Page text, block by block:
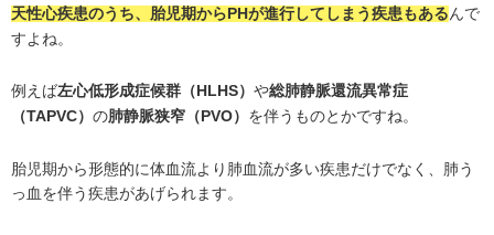
天性心疾患のうち、胎児期からPHが進行してしまう疾患もあるんで
すよね。
例えば左心低形成症候群（HLHS） や総肺静脈還流異常症
（TAPVC） の肺静脈狭窄（PVO） を伴うものとかですね。
胎児期から形態的に体血流より肺血流が多い疾患だけでなく、肺う
っ血を伴う疾患があげられます。